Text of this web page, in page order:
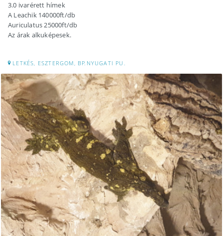
3.0 ivarérett hímek
A Leachik 140000ft/db
Auriculatus 25000ft/db
Az árak alkuképesek.
LETKÉS, ESZTERGOM, BP.NYUGATI PU.